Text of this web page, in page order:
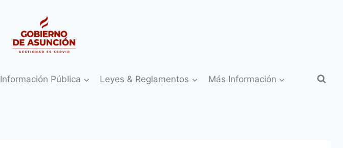
Información Pública Leyes & Reglamentos Más Información